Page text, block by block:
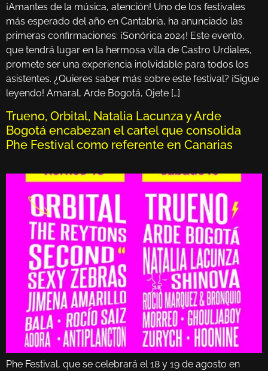
¡Amantes de la música, atención! Uno de los festivales
más esperado del año en Cantabria, ha anunciado las
primeras confirmaciones: ¡Sonórica 2024! Este evento,
que tendrá lugar en la hermosa villa de Castro Urdiales,
promete ser una experiencia inolvidable para todos los
asistentes. ¿Quieres saber más sobre este festival? ¡Sigue
leyendo! Amaral, Arde Bogotá, Ojete […]
Trueno, Orbital, Natalia Lacunza y Arde
Bogotá encabezan el cartel que consolida
Phe Festival como referente en Canarias
Phe Festival, que se celebrará el 18 y 19 de agosto en